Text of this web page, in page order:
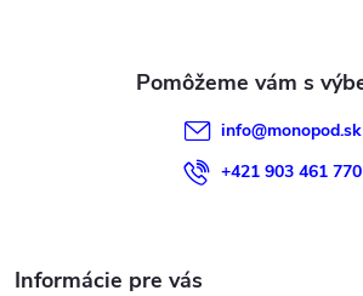
info@monopod.sk
+421 903 461 770
Informácie pre vás